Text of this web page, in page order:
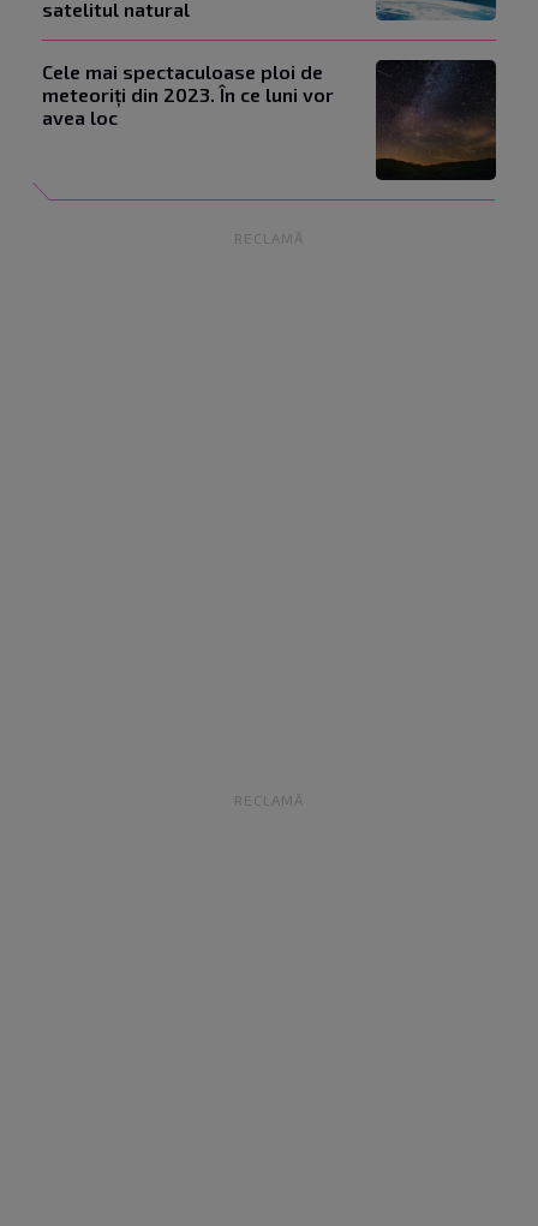
satelitul natural
Cele mai spectaculoase ploi de
meteoriți din 2023. În ce luni vor
avea loc
RECLAMĂ
RECLAMĂ